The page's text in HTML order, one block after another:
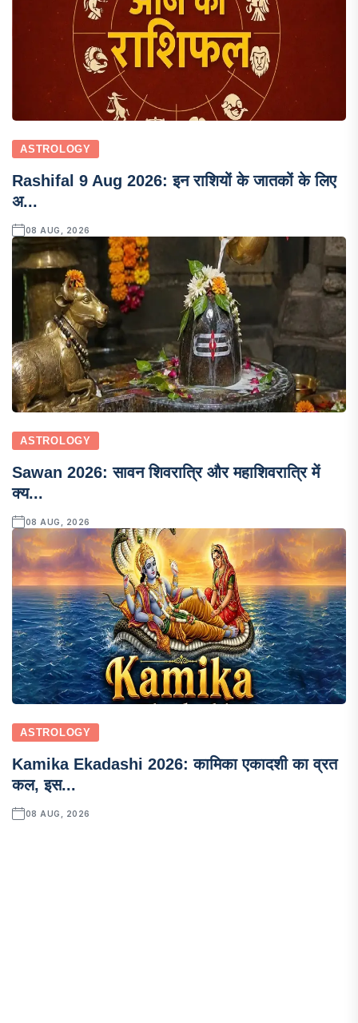
ASTROLOGY
Rashifal 9 Aug 2026: इन राशियों के जातकों के लिए
अ...
08 AUG, 2026
ASTROLOGY
Sawan 2026: सावन शिवरात्रि और महाशिवरात्रि में
क्य...
08 AUG, 2026
ASTROLOGY
Kamika Ekadashi 2026: कामिका एकादशी का व्रत
कल, इस...
08 AUG, 2026